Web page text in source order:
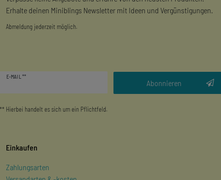
Erhalte deinen Miniblings Newsletter mit Ideen und Vergünstigungen.
Abmeldung jederzeit möglich.
E-MAIL **
Abonnieren
** Hierbei handelt es sich um ein Pflichtfeld.
Einkaufen
Zahlungsarten